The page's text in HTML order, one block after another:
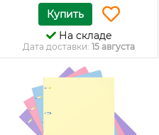
Купить
На складе
Дата доставки: 15 августа